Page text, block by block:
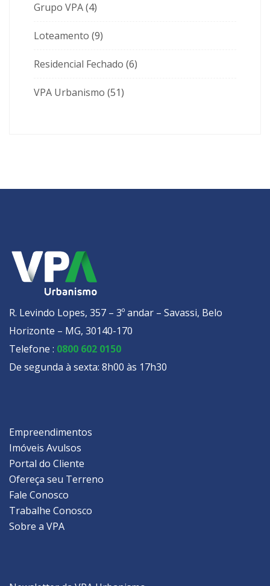
Grupo VPA(4)
Loteamento (9)
Residencial Fechado (6)
VPA Urbanismo (51)
R. Levindo Lopes, 357 – 3º andar – Savassi, Belo
Horizonte – MG, 30140-170
Telefone : 0800 602 0150
De segunda à sexta: 8h00 às 17h30
Empreendimentos
Imóveis Avulsos
Portal do Cliente
Ofereça seu Terreno
Fale Conosco
Trabalhe Conosco
Sobre a VPA